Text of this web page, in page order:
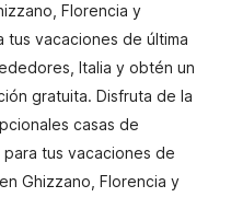
Florencia y
tus vacaciones de última
Italia y obtén un
gratuita. Disfruta de la
casas de
tus vacaciones de
Ghizzano, Florencia y